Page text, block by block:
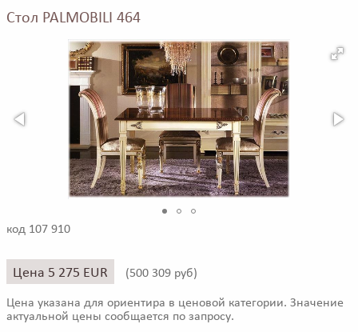
Стол PALMOBILI 464
код 107 910
Цена 5 275 EUR (500 309 руб)
Цена указана для ориентира в ценовой категории. Значение
актуальной цены сообщается по запросу.